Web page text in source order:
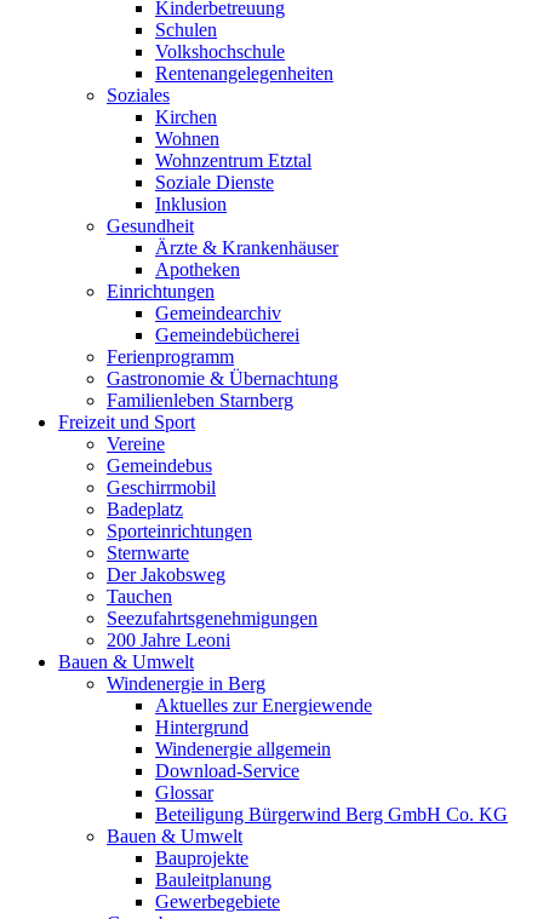
Kinderbetreuung
Schulen
Volkshochschule
Rentenangelegenheiten
Soziales
Kirchen
Wohnen
Wohnzentrum Etztal
Soziale Dienste
Inklusion
Gesundheit
Ärzte & Krankenhäuser
Apotheken
Einrichtungen
Gemeindearchiv
Gemeindebücherei
Ferienprogramm
Gastronomie & Übernachtung
Familienleben Starnberg
Freizeit und Sport
Vereine
Gemeindebus
Geschirrmobil
Badeplatz
Sporteinrichtungen
Sternwarte
Der Jakobsweg
Tauchen
Seezufahrtsgenehmigungen
200 Jahre Leoni
Bauen & Umwelt
Windenergie in Berg
Aktuelles zur Energiewende
Hintergrund
Windenergie allgemein
Download-Service
Glossar
Beteiligung Bürgerwind Berg GmbH Co. KG
Bauen & Umwelt
Bauprojekte
Bauleitplanung
Gewerbegebiete